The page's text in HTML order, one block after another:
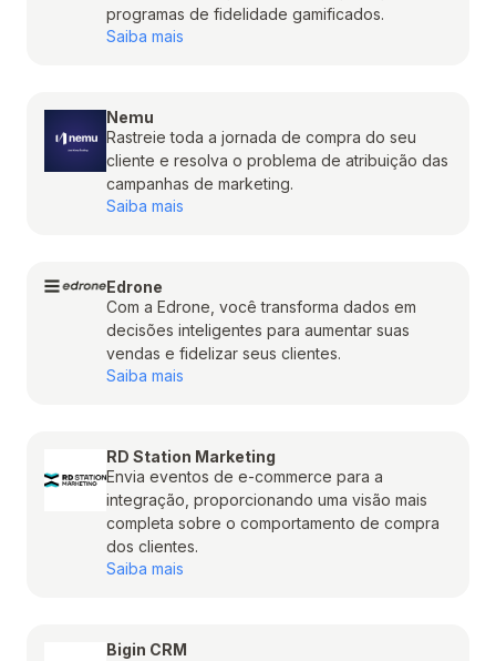
programas de fidelidade gamificados.
Saiba mais
Nemu
Rastreie toda a jornada de compra do seu
cliente e resolva o problema de atribuição das
campanhas de marketing.
Saiba mais
Edrone
Com a Edrone, você transforma dados em
decisões inteligentes para aumentar suas
vendas e fidelizar seus clientes.
Saiba mais
RD Station Marketing
Envia eventos de e-commerce para a
integração, proporcionando uma visão mais
completa sobre o comportamento de compra
dos clientes.
Saiba mais
Bigin CRM